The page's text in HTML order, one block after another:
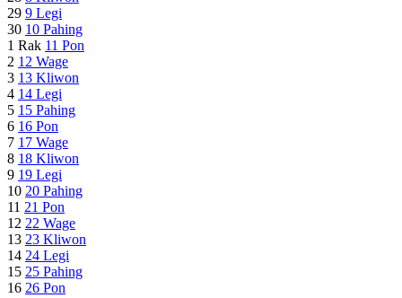
29 9 Legi
30 10 Pahing
1 Rak 11 Pon
2 12 Wage
3 13 Kliwon
4 14 Legi
5 15 Pahing
6 16 Pon
7 17 Wage
8 18 Kliwon
9 19 Legi
10 20 Pahing
11 21 Pon
12 22 Wage
13 23 Kliwon
14 24 Legi
15 25 Pahing
16 26 Pon